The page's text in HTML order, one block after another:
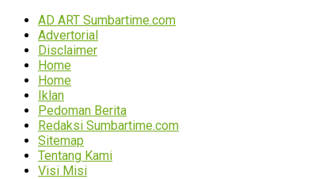
AD ART Sumbartime.com
Advertorial
Disclaimer
Home
Home
Iklan
Pedoman Berita
Redaksi Sumbartime.com
Sitemap
Tentang Kami
Visi Misi